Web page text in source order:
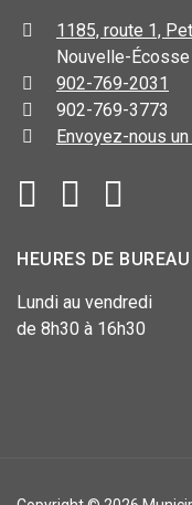
1185, route 1,
Nouvelle-
902-769-2031
902-769-3773
Envoyez-nous un
HEURES DE BUREAU
Lundi au vendredi
de 8h30 à 16h30